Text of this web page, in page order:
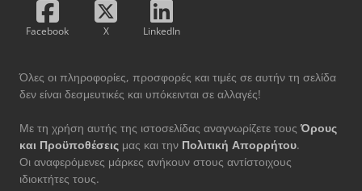
Facebook X LinkedIn
Όλες οι πληροφορίες, προσφορές και τιμές σε αυτήν τη σελίδα
δεν είναι δεσμευτικές και υπόκεινται σε αλλαγές!
Με τη χρήση αυτής της ιστοσελίδας αναγνωρίζετε τους Όρους
και Προϋποθέσεις μας και την Πολιτική Απορρήτου.
Οι αναφερόμενες μάρκες ανήκουν στους αντίστοιχους
ιδιοκτήτες τους.